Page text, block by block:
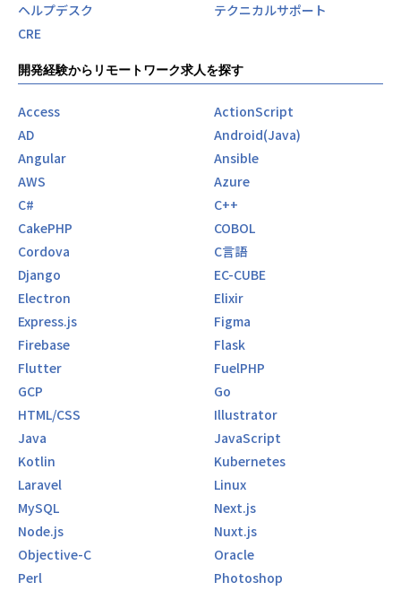
ヘルプデスク
テクニカルサポート
CRE
開発経験からリモートワーク求人を探す
Access
ActionScript
AD
Android(Java)
Angular
Ansible
AWS
Azure
C#
C++
CakePHP
COBOL
Cordova
C言語
Django
EC-CUBE
Electron
Elixir
Express.js
Figma
Firebase
Flask
Flutter
FuelPHP
GCP
Go
HTML/CSS
Illustrator
Java
JavaScript
Kotlin
Kubernetes
Laravel
Linux
MySQL
Next.js
Node.js
Nuxt.js
Objective-C
Oracle
Perl
Photoshop